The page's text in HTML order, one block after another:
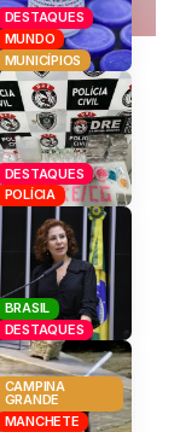
DESTAQUES
MUNDO
MUNICÍPIOS
DESTAQUES
POLÍCIA
BRASIL
DESTAQUES
CAMPINA
GRANDE
MANCHETE